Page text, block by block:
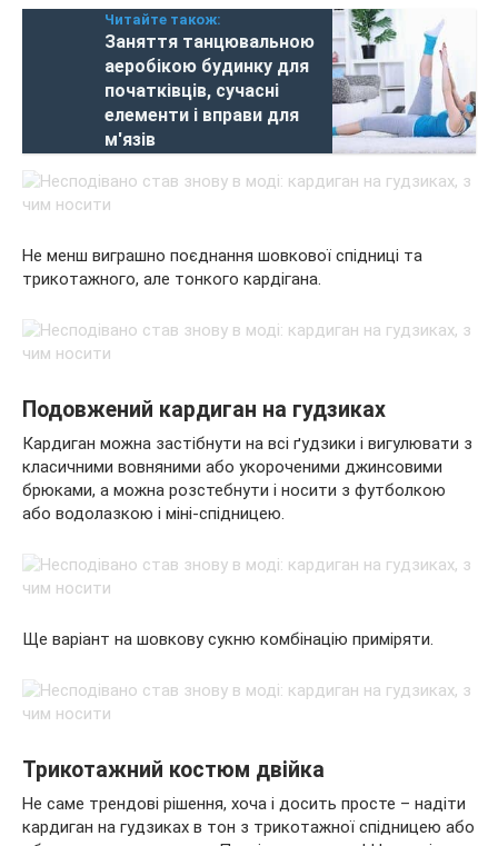
Читайте також:
Заняття танцювальною
аеробікою будинку для
початківців, сучасні
елементи і вправи для
м'язів
Не менш виграшно поєднання шовкової спідниці та
трикотажного, але тонкого кардігана.
Подовжений кардиган на гудзиках
Кардиган можна застібнути на всі ґудзики і вигулювати з
класичними вовняними або укороченими джинсовими
брюками, а можна розстебнути і носити з футболкою
або водолазкою і міні-спідницею.
Ще варіант на шовкову сукню комбінацію приміряти.
Трикотажний костюм двійка
Не саме трендові рішення, хоча і досить просте – надіти
кардиган на гудзиках в тон з трикотажної спідницею або